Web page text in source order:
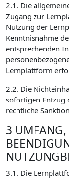
2.1. Die
Zugang zur
Nutzung der
Kenntnisnahme
entsprechenden
Lernplattform
2.2. Die
sofortigen Entzug
rechtliche
3 UMFANG,
3.1. Die